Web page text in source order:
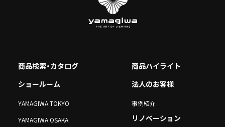
商品検索・カタログ
商品ハイライト
ショールーム
YAMAGIWA TOKYO
YAMAGIWA OSAKA
法人のお客様
事例紹介
リノベーション